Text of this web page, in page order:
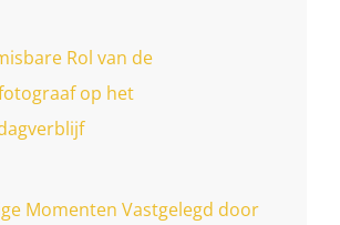
Rol van de
op het
Momenten Vastgelegd door